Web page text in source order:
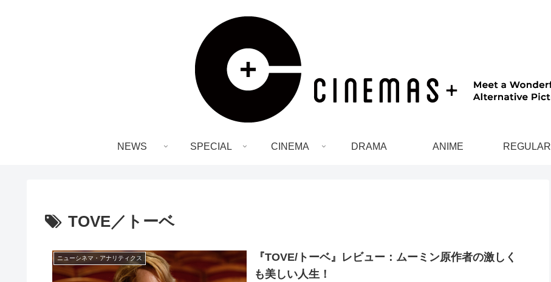
NEWS SPECIAL CINEMA DRAMA ANIME REGULAR
TOVE／トーベ
ニューシネマ・アナリティクス
『TOVE/トーベ』レビュー：ムーミン原作者の激しく
も美しい人生！